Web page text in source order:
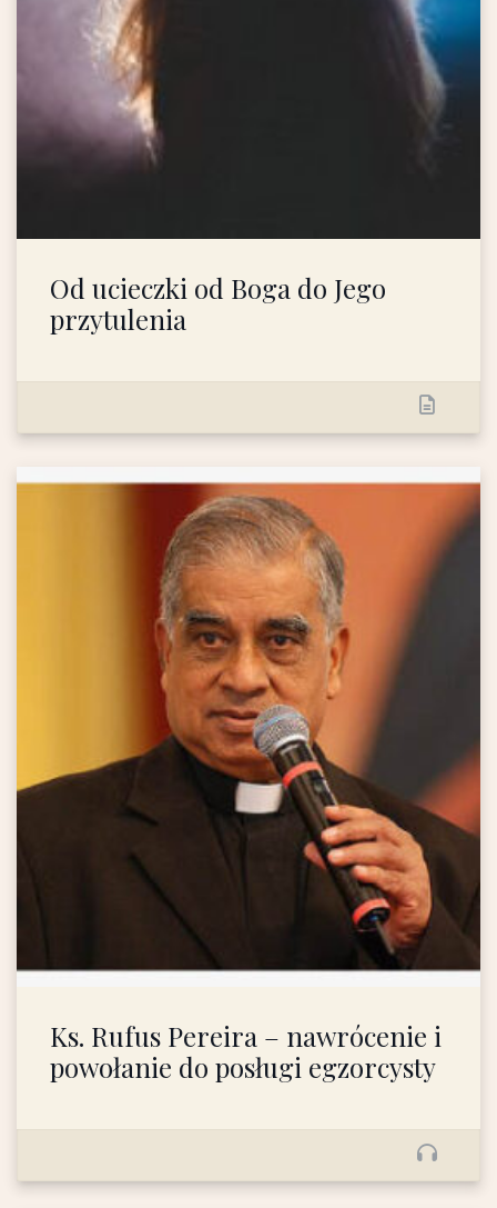
Od ucieczki od Boga do Jego
przytulenia
Ks. Rufus Pereira – nawrócenie i
powołanie do posługi egzorcysty